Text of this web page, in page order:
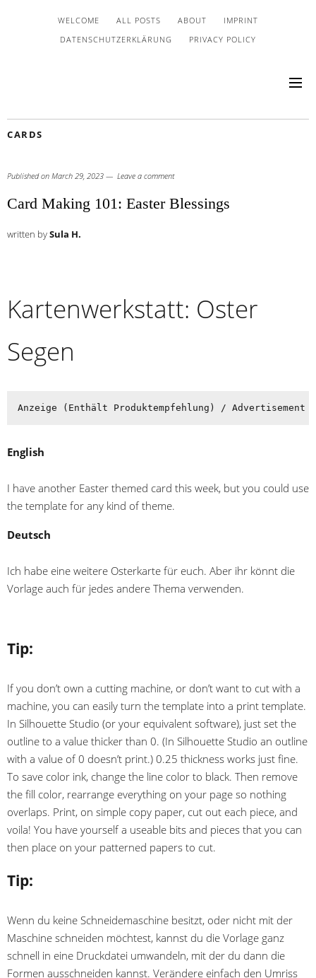
WELCOME ALL POSTS ABOUT
IMPRINT
DATENSCHUTZERKLÄRUNG
PRIVACY POLICY
CARDS
Published on March 29, 2023 Leave a comment
Card Making 101: Easter Blessings
written bySula H.
Kartenwerkstatt: Oster
Segen
Anzeige (Enthält Produktempfehlung) / Advertisement
English
I have another Easter themed card this week, but you could use
the template for any kind of theme.
Deutsch
Ich habe eine weitere Osterkarte für euch. Aber ihr könnt die
Vorlage auch für jedes andere Thema verwenden.
Tip:
If you don’t own a cutting machine, or don’t want to cut with a
machine, you can easily turn the template into a print template.
In Silhouette Studio (or your equivalent software), just set the
outline to a value thicker than 0. (In Silhouette Studio an outline
with a value of 0 doesn’t print.) 0.25 thickness works just fine.
To save color ink, change the line color to black. Then remove
the fill color, rearrange everything on your page so nothing
overlaps. Print, on simple copy paper, cut out each piece, and
voila! You have yourself a useable bits and pieces that you can
then place on your patterned papers to cut.
Tip:
Wenn du keine Schneidemaschine besitzt, oder nicht mit der
Maschine schneiden möchtest, kannst du die Vorlage ganz
schnell in eine Druckdatei umwandeln, mit der du dann die
Formen ausschneiden kannst. Verändere einfach den Umriss